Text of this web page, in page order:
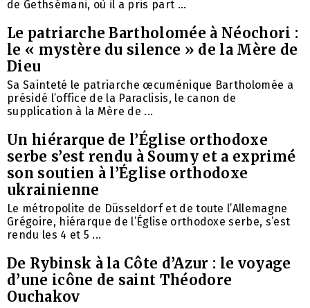
de Gethsémani, où il a pris part ...
Le patriarche Bartholomée à Néochori :
le « mystère du silence » de la Mère de
Dieu
Sa Sainteté le patriarche œcuménique Bartholomée a
présidé l’office de la Paraclisis, le canon de
supplication à la Mère de ...
Un hiérarque de l’Église orthodoxe
serbe s’est rendu à Soumy et a exprimé
son soutien à l’Église orthodoxe
ukrainienne
Le métropolite de Düsseldorf et de toute l’Allemagne
Grégoire, hiérarque de l’Église orthodoxe serbe, s’est
rendu les 4 et 5 ...
De Rybinsk à la Côte d’Azur : le voyage
d’une icône de saint Théodore
Ouchakov